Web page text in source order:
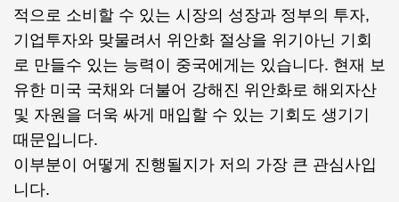
적으로 소비할 수 있는 시장의 성장과 정부의 투자,
기업투자와 맞물려서 위안화 절상을 위기아닌 기회
로 만들수 있는 능력이 중국에게는 있습니다. 현재 보
유한 미국 국채와 더불어 강해진 위안화로 해외자산
및 자원을 더욱 싸게 매입할 수 있는 기회도 생기기
때문입니다.
이부분이 어떻게 진행될지가 저의 가장 큰 관심사입
니다.